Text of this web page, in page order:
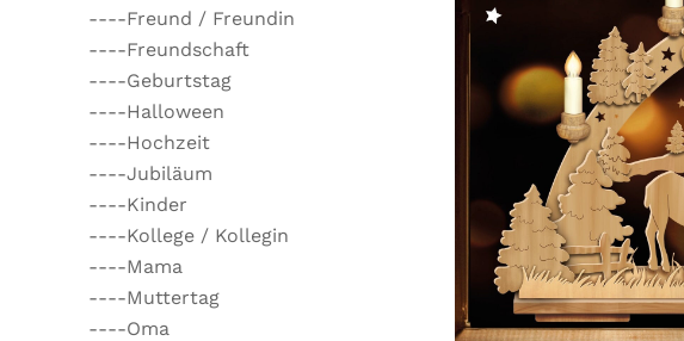
----Freund / Freundin
----Freundschaft
----Geburtstag
----Halloween
----Hochzeit
----Jubiläum
----Kinder
----Kollege / Kollegin
----Mama
----Muttertag
----Oma